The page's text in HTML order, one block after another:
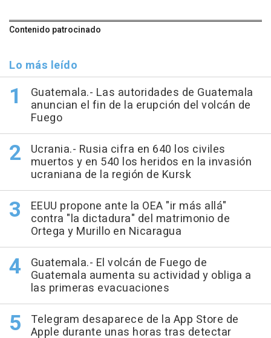
Contenido patrocinado
Lo más leído
Guatemala.- Las autoridades de Guatemala
anuncian el fin de la erupción del volcán de
Fuego
Ucrania.- Rusia cifra en 640 los civiles
muertos y en 540 los heridos en la invasión
ucraniana de la región de Kursk
EEUU propone ante la OEA "ir más allá"
contra "la dictadura" del matrimonio de
Ortega y Murillo en Nicaragua
Guatemala.- El volcán de Fuego de
Guatemala aumenta su actividad y obliga a
las primeras evacuaciones
Telegram desaparece de la App Store de
Apple durante unas horas tras detectar